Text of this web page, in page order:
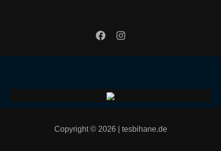
Copyright © 2026 | tesbihane.de